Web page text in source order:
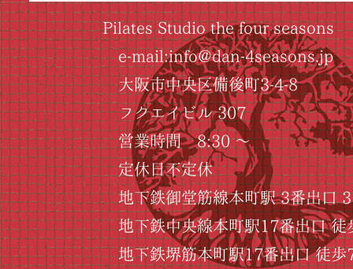
Pilates Studio the four seasons
e-mail:info@dan-4seasons.jp
大阪市中央区備後町3-4-8
フクエイビル 307
営業時間 8:30 ～
定休日不定休
地下鉄御堂筋線本町駅 3番出口
地下鉄中央線本町駅17番出口 徒
地下鉄堺筋本町駅17番出口 徒歩